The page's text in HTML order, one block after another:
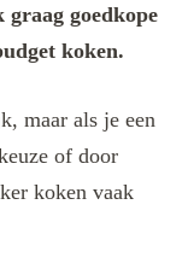
goedkope
koken.
maar als je een
of door
koken vaak